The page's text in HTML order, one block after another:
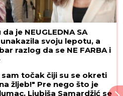
je NEUGLEDNA SA
unakazila svoju lepotu, a
razlog da se NE FARBA i
točak čiji su se okreti
žljeb!" Pre nego što je
Ljubiša Samardžić se